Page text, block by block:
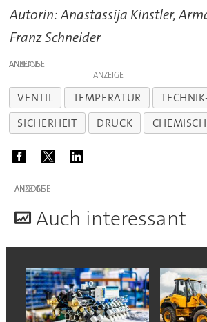
Autorin: Anastassija Kinstler,
Franz Schneider
ANZEIGE
ANZEIGE
VENTIL TEMPERATUR
SICHERHEIT
DRUCK
ANZEIGE
Auch interessant